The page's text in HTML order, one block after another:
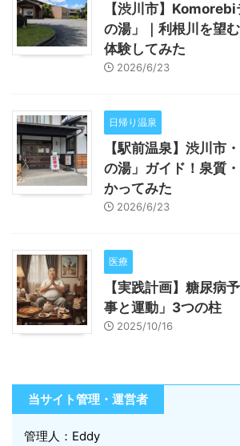
【渋川市】
の湯」｜利根川を望
体験してみた
2026/6/23
日帰り温泉
【駅前温泉】渋川市
の湯」ガイド！泉質
かってみた
2026/6/23
医療
【実践計画】糖尿病
事と運動」3つの柱
2025/10/16
当サイト管理・運営者
管理人：Eddy